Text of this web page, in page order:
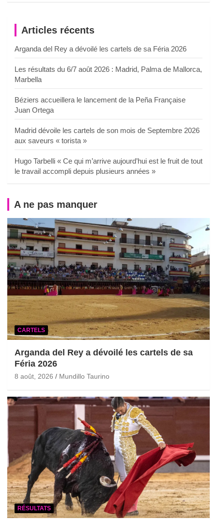
Articles récents
Arganda del Rey a dévoilé les cartels de sa Féria 2026
Les résultats du 6/7 août 2026 : Madrid, Palma de Mallorca,
Marbella
Béziers accueillera le lancement de la Peña Française
Juan Ortega
Madrid dévoile les cartels de son mois de Septembre 2026
aux saveurs « torista »
Hugo Tarbelli « Ce qui m’arrive aujourd’hui est le fruit de tout
le travail accompli depuis plusieurs années »
A ne pas manquer
CARTELS
Arganda del Rey a dévoilé les cartels de sa
Féria 2026
8 août, 2026 Mundillo Taurino
RÉSULTATS